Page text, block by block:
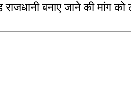
राजधानी बनाए जाने की